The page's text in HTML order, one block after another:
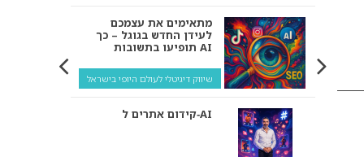
מתאימים את עצמכם
לעידן החדש בגוגל – כך
תופיעו בתשובות AI
שיווק דיגיטלי לעולם היופי בישראל
קידום אתרים ל‑AI